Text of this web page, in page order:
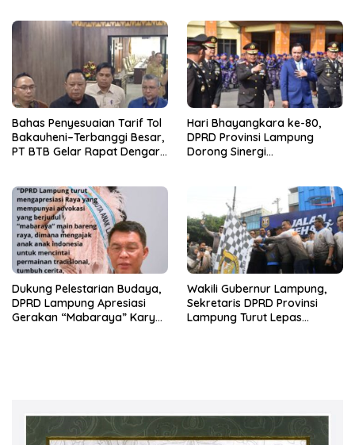
2025
Bahas Penyesuaian Tarif Tol
Bakauheni–Terbanggi Besar,
PT BTB Gelar Rapat Dengar
Hari Bhayangkara ke-80,
DPRD Provinsi Lampung
Dorong Sinergi
Dukung Pelestarian Budaya,
DPRD Lampung Apresiasi
Gerakan “Mabaraya” Karya
Wakili Gubernur Lampung,
Sekretaris DPRD Provinsi
Lampung Turut Lepas